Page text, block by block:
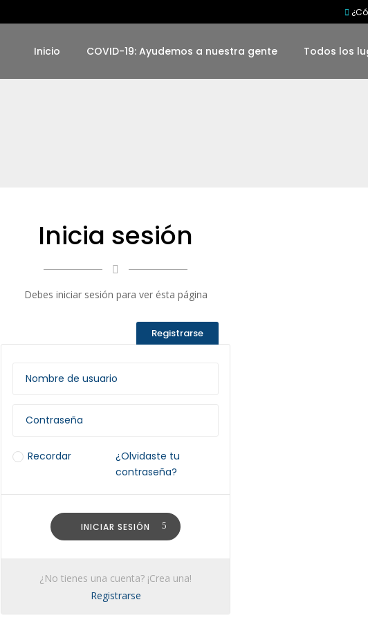
Inicio COVID-19: Ayudemos a nuestra gente Todos los
Inicia sesión
Debes iniciar sesión para ver ésta página
Registrarse
Recordar
¿Olvidaste tu
contraseña?
INICIAR SESIÓN
¿No tienes una cuenta? ¡Crea una!
Registrarse